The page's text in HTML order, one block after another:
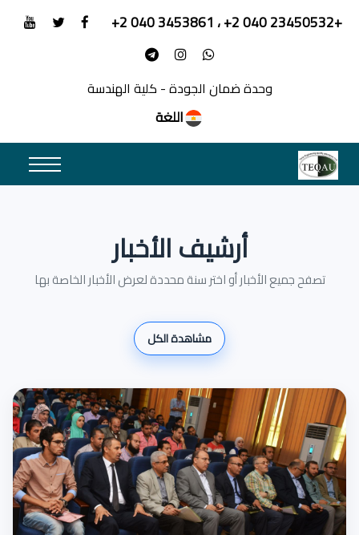
+23450532 040 2+ ، 3453861 040 2+
وحدة ضمان الجودة - كلية الهندسة
اللغة
أرشيف الأخبار
تصفح جميع الأخبار أو اختر سنة محددة لعرض الأخبار الخاصة بها
مشاهدة الكل